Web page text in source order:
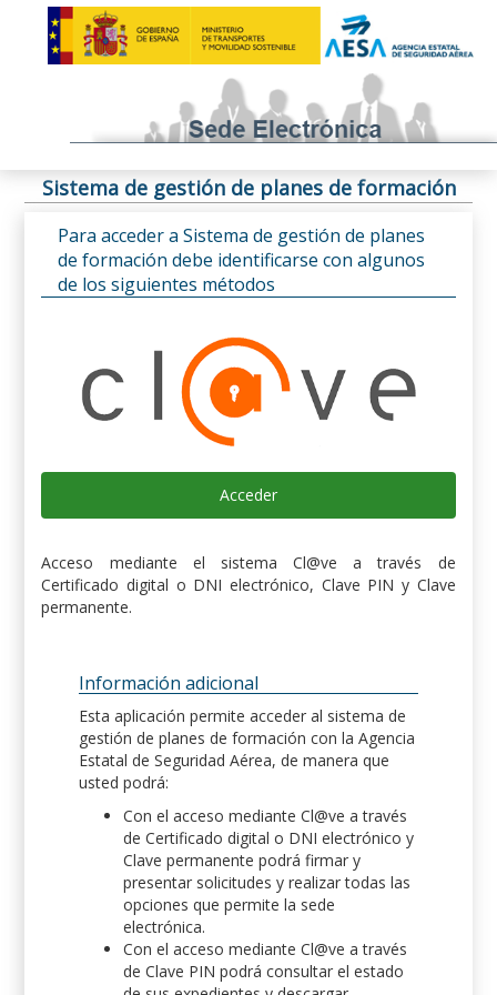
Sistema de gestión de planes de formación
Para acceder a Sistema de gestión de planes
de formación debe identificarse con algunos
de los siguientes métodos
Acceder
Acceso mediante el sistema Cl@ve a través de
Certificado digital o DNI electrónico, Clave PIN y Clave
permanente.
Información adicional
Esta aplicación permite acceder al sistema de
gestión de planes de formación con la Agencia
Estatal de Seguridad Aérea, de manera que
usted podrá:
Con el acceso mediante Cl@ve a través
de Certificado digital o DNI electrónico y
Clave permanente podrá firmar y
presentar solicitudes y realizar todas las
opciones que permite la sede
electrónica.
Con el acceso mediante Cl@ve a través
de Clave PIN podrá consultar el estado